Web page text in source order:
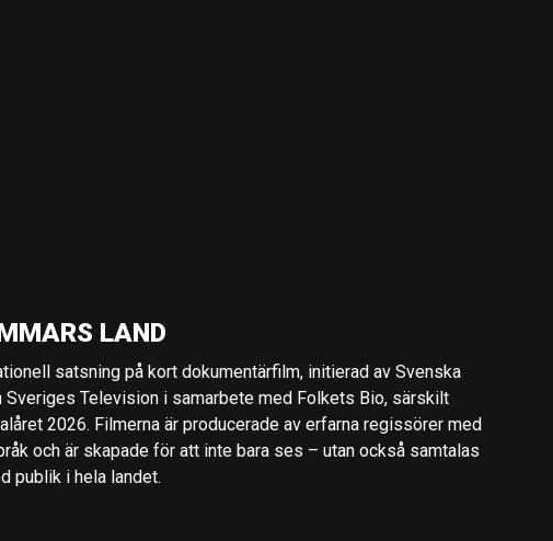
LAND
satsning på kort dokumentärfilm, initierad av Svenska
Sveriges Television i samarbete med Folkets Bio, särskilt
2026. Filmerna är producerade av erfarna regissörer med
och är skapade för att inte bara ses – utan också samtalas
publik i hela landet.